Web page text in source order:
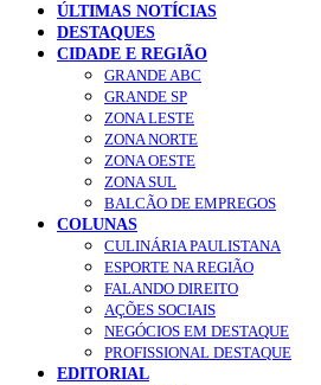
ÚLTIMAS NOTÍCIAS
DESTAQUES
CIDADE E REGIÃO
GRANDE ABC
GRANDE SP
ZONA LESTE
ZONA NORTE
ZONA OESTE
ZONA SUL
BALCÃO DE EMPREGOS
COLUNAS
CULINÁRIA PAULISTANA
ESPORTE NA REGIÃO
FALANDO DIREITO
AÇÕES SOCIAIS
NEGÓCIOS EM DESTAQUE
PROFISSIONAL DESTAQUE
EDITORIAL